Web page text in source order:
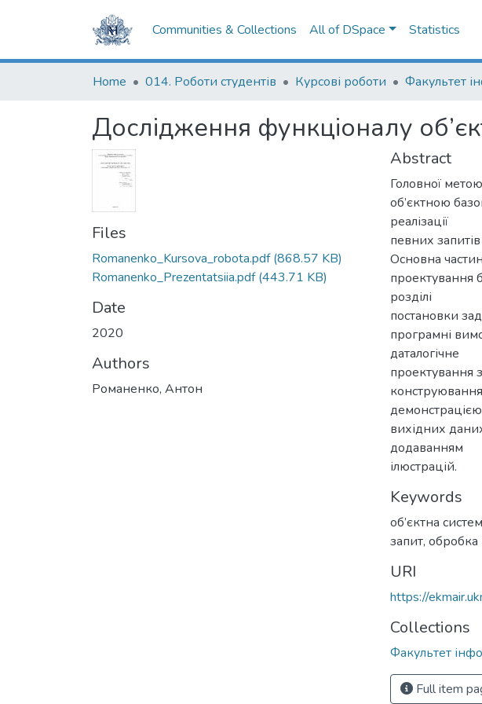
Communities & Collections All of DSpace Statistics
Home 014. Роботи студентів Курсові роботи Факультет
Дослідження функціоналу
Files
Romanenko_Kursova_robota.pdf(868.57 KB)
Romanenko_Prezentatsiia.pdf(443.71 KB)
Date
2020
Authors
Романенко, Антон
Abstract
Головної
об’єктною
реалізації
певних
Основна
проектування
розділі
постановки
програмні
даталогічне
проектування
демонстрацією
вихідних
додаванням
ілюстрацій.
Keywords
об’єктна
запит, обробка
URI
https://
Collections
Факультет
Full item